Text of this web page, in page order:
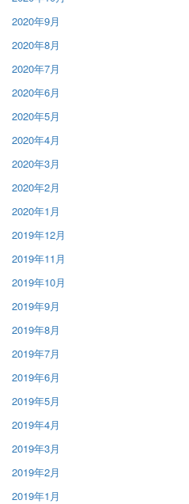
2020年9月
2020年8月
2020年7月
2020年6月
2020年5月
2020年4月
2020年3月
2020年2月
2020年1月
2019年12月
2019年11月
2019年10月
2019年9月
2019年8月
2019年7月
2019年6月
2019年5月
2019年4月
2019年3月
2019年2月
2019年1月